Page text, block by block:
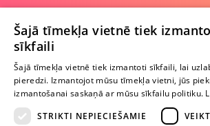
Pagaidām nav nevienas
Uzraksti atsauksmi un SAŅEM
Ievērībai: Yesyes.lv satur atklātu seksuālu
Šajā tīmekļa vietnē tiek
sīkfaili
Šajā tīmekļa vietnē tiek izmantoti sīkfaili, lai
pieredzi. Izmantojot mūsu tīmekļa vietni, jūs
izmantošanai saskaņā ar mūsu sīkfailu politiku.
STRIKTI NEPIECIEŠAMIE